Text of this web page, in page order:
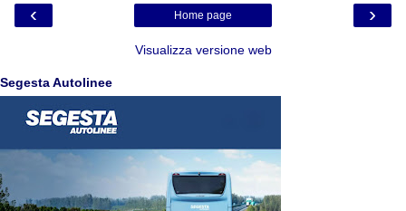
‹ ›
Home page
Visualizza versione web
Segesta Autolinee